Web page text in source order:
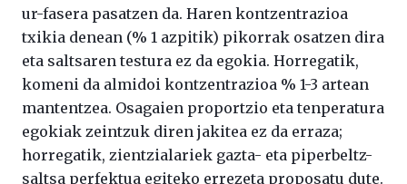
ur-fasera pasatzen da. Haren kontzentrazioa
txikia denean (% 1 azpitik) pikorrak osatzen dira
eta saltsaren testura ez da egokia. Horregatik,
komeni da almidoi kontzentrazioa % 1-3 artean
mantentzea. Osagaien proportzio eta tenperatura
egokiak zeintzuk diren jakitea ez da erraza;
horregatik, zientzialariek gazta- eta piperbeltz-
saltsa perfektua egiteko errezeta proposatu dute.